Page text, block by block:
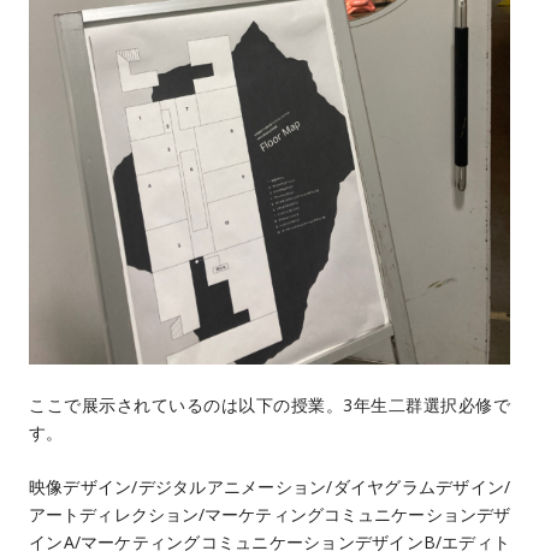
このサイトについて
大学、入試に関して
ここで展示されているのは以下の授業。3年生二群選択必修で
す。
映像デザイン/デジタルアニメーション/ダイヤグラムデザイン/
アートディレクション/マーケティングコミュニケーションデザ
インA/マーケティングコミュニケーションデザインB/エディト